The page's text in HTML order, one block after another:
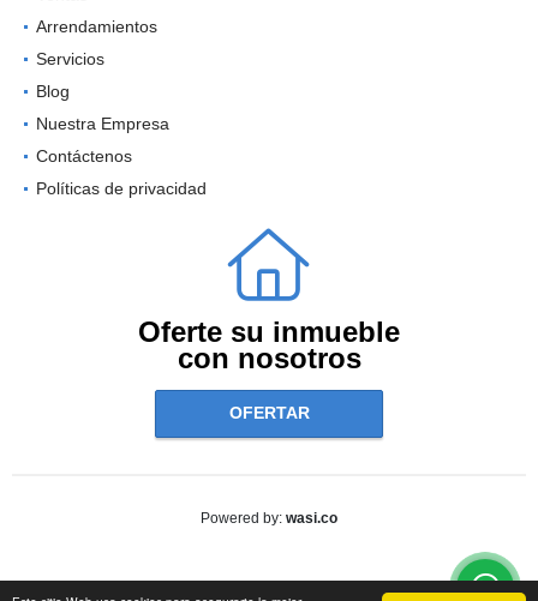
Arrendamientos
Servicios
Blog
Nuestra Empresa
Contáctenos
Políticas de privacidad
Oferte su inmueble
con nosotros
OFERTAR
Powered by: wasi.co